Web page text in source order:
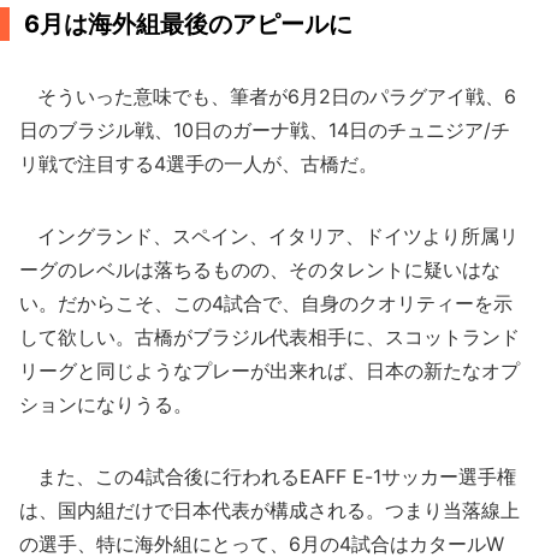
6月は海外組最後のアピールに
そういった意味でも、筆者が6月2日のパラグアイ戦、6
日のブラジル戦、10日のガーナ戦、14日のチュニジア/チ
リ戦で注目する4選手の一人が、古橋だ。
イングランド、スペイン、イタリア、ドイツより所属リ
ーグのレベルは落ちるものの、そのタレントに疑いはな
い。だからこそ、この4試合で、自身のクオリティーを示
して欲しい。古橋がブラジル代表相手に、スコットランド
リーグと同じようなプレーが出来れば、日本の新たなオプ
ションになりうる。
また、この4試合後に行われるEAFF E-1サッカー選手権
は、国内組だけで日本代表が構成される。つまり当落線上
の選手、特に海外組にとって、6月の4試合はカタールW